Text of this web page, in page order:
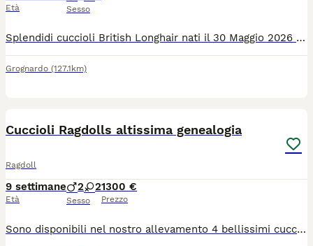
Età Sesso
Splendidi cuccioli British Longhair nati il 30 Maggio 2026 in ambiente familiare. Genitori cresciuti con amore e rispetto, molto affettuosi e dal carattere equilibrato. Entrambi possiedono Pedigree da riproduzione e sono modelli per diverse aziende del Pet. La mamma è di alta genealogia e figlia di campioni di bellezza. Entrambi presenti e visibili, testati FIV/FELV, PKD1 e gruppo sanguigno. I cuccioli verranno ceduti a 90gg, sverminati, vaccinati, con certificato di buona salute e Pedigree, solo da compagnia. I gattini sono già abituati alla lettiera, ed è già stata fatta abituazione ai rumori, quali temporale aspirapolvere musica. E' previsto un incontro/conoscenza obbligatorio pre affido. Per ulteriori dettagli, foto e video, contattare il numero 351 5585832
Grognardo (127.1km)
Cuccioli Ragdolls altissima genealogia
Ragdoll
9 settimane
Età
2 2
Sesso
1300 €
Prezzo
Sono disponibili nel nostro allevamento 4 bellissimi cuccioli, 2 maschi seal e blu mitted 2 femmine blu mitted lynx eblu bicolor lynx. Saranno ceduti con doppia sverminazione e doppia vaccinazione e tutti I test effettuati sui genitori per le malattie genetiche HCM e PKD Infettive Fiv e Felv Analisi coprologiche complete di giardia Microchip termico Pedigree V generazioni Contratto di vendita e regolare fattura. Il nostro è un allevamento certificato Enfi e con certificazione ATS veterinaria di Brescia 1.